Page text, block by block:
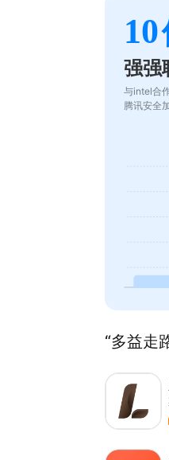
10
强强
与intel合
腾讯安全
“多益走